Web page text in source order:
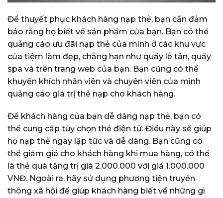
Để thuyết phục khách hàng nạp thẻ, bạn cần đảm
bảo rằng họ biết về sản phẩm của bạn. Bạn có thể
quảng cáo ưu đãi nạp thẻ của mình ở các khu vực
của tiệm làm đẹp, chẳng hạn như quầy lễ tân, quầy
spa và trên trang web của bạn. Bạn cũng có thể
khuyến khích nhân viên và chuyên viên của mình
quảng cáo giá trị thẻ nạp cho khách hàng.
Để khách hàng của bạn dễ dàng nạp thẻ, bạn có
thể cung cấp tùy chọn thẻ điện tử. Điều này sẽ giúp
họ nạp thẻ ngay lập tức và dễ dàng. Bạn cũng có
thể giảm giá cho khách hàng khi mua hàng, có thể
là thẻ quà tặng trị giá 2.000.000 với giá 1.000.000
VNĐ. Ngoài ra, hãy sử dụng phương tiện truyền
thông xã hội để giúp khách hàng biết về những gì